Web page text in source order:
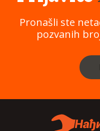
Pronašli ste
pozvanih